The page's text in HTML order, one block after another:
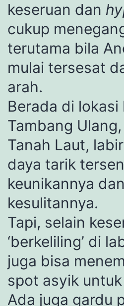
keseruan dan
cukup
terutama bila
mulai tersesat
arah.
Berada di lokasi
Tambang
Tanah Laut,
daya tarik
keunikannya
kesulitannya.
Tapi, selain
‘berkeliling’ di
juga bisa
spot asyik
Ada juga gardu